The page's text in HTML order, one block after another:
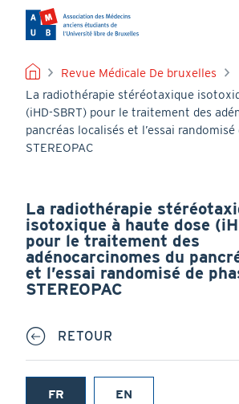
contenu
principal
FIL
D'ARIANE
Revue Médicale De bruxelles
La radiothérapie stéréotaxique
(iHD-SBRT) pour le traitement des
pancréas localisés et l’essai randomisé
STEREOPAC
La radiothérapie
isotoxique à haute dose
pour le traitement des
adénocarcinomes du
et l’essai randomisé de
STEREOPAC
RETOUR
FR
EN